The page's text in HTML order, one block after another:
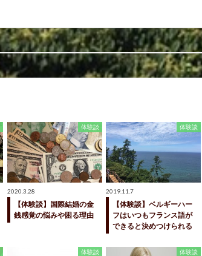
体験談
2020.3.28
【体験談】国際結婚の金
銭感覚の悩みや困る理由
体験談
2019.11.7
【体験談】ベルギーハー
フはいつもフランス語が
できると決めつけられる
体験談 体験談